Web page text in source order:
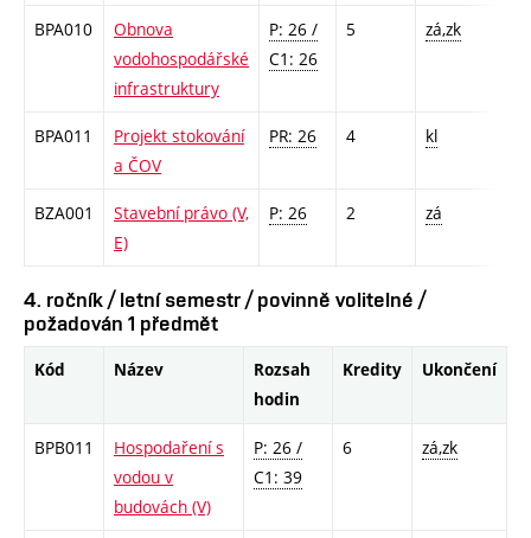
BPA010
Obnova
vodohospodářské
infrastruktury
P: 26 /
C1: 26
5 zá,zk
BPA011
Projekt stokování
a ČOV
PR: 26 4 kl
BZA001
Stavební právo (V,
E)
P: 26 2 zá
4. ročník / letní semestr / povinně volitelné /
požadován 1 předmět
Kód Název
Rozsah
hodin
Kredity Ukončení
BPB011
Hospodaření s
vodou v
budovách (V)
P: 26 /
C1: 39
6 zá,zk